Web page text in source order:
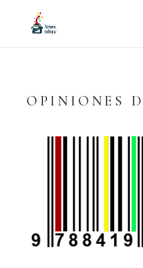
OPINIONES